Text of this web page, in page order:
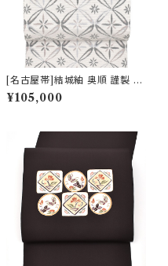
[名古屋帯]結城紬 奥順 謹製 型
紙捺染絣 七宝文様 八寸帯 正絹
日本製(商品番号:22495)
¥105,000